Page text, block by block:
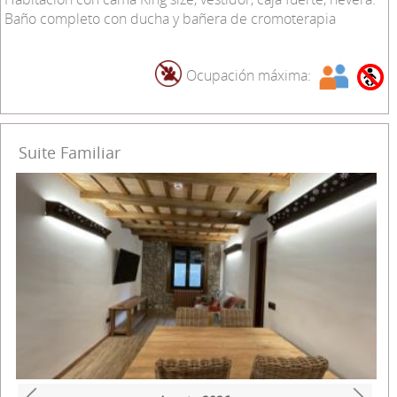
Baño completo con ducha y bañera de cromoterapia
Ocupación máxima:
Suite Familiar